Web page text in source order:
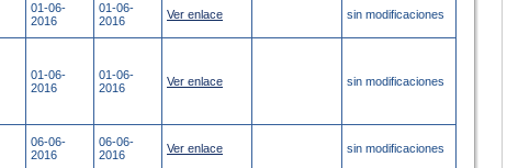
01-06-
2016
01-06-
2016
Ver enlace sin modificaciones
01-06-
2016
01-06-
2016
Ver enlace sin modificaciones
06-06-
2016
06-06-
2016
Ver enlace sin modificaciones